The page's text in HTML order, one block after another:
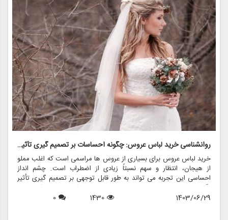
روانشناسی خرید لباس عروس: چگونه احساسات بر تصمیم گیری تأثیر می گذارد
خرید لباس عروس برای بسیاری از عروس ها مراسمی است که اغلب مملو
از هیجان، انتظار و سهم نسبتاً زیادی از اضطراب است. چشم انداز
احساسی این تجربه می تواند به طور قابل توجهی بر تصمیم گیری تأثیر
بگذارد و منجر به انتخاب هایی شود که نه تنها سبک شخصی بلکه عوامل
روانی عمیق تری را نیز منعکس می کند. در این مقاله، روانشناسی خرید
1403/06/29
1430
0